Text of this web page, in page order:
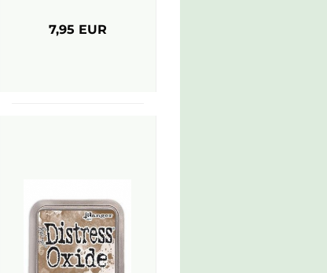
7,95 EUR